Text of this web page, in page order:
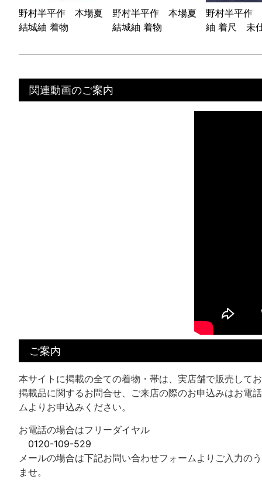
野村半平作 本場夏
結城紬 着物
野村半平作 本場夏
結城紬 着物
野村半平作
紬 着尺 未
関連動画のご案内
ご案内
本サイトに掲載の全ての着物・帯は、実店舗で販売して
掲載品に関するお問合せ、ご来店の際のお申込みはお電
ムよりお申込みください。
お電話の場合はフリーダイヤル
0120-109-529
メールの場合は下記お問い合わせフォームよりご入力の
ませ。